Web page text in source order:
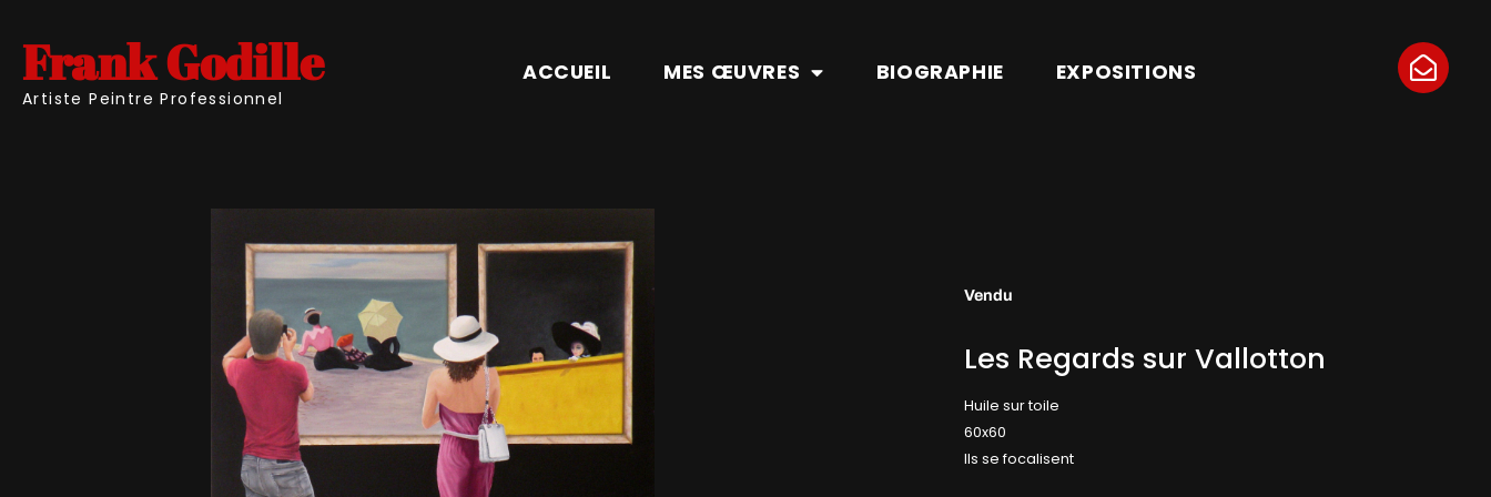
Frank Godille
Artiste Peintre Professionnel
ACCUEIL MES ŒUVRES BIOGRAPHIE EXPOSITIONS
Vendu
Les Regards sur Vallotton
Huile sur toile
60x60
Ils se focalisent